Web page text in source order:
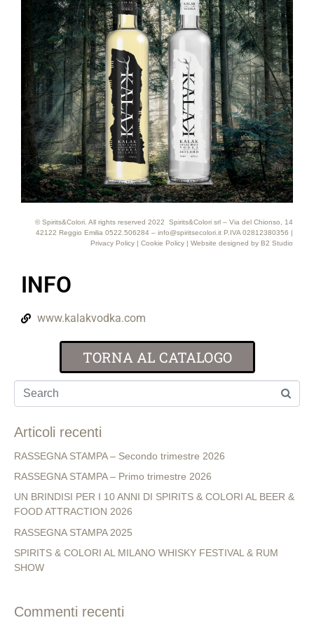
© Spirits&Colori. All rights reserved 2022 Spirits&Colori srl – Via del Chionso, 14
42122 Reggio Emilia 0522.506284 – info@spiritsecolori.it P.IVA 02812380356 |
Privacy Policy | Cookie Policy | Website designed by B2 Studio
INFO
www.kalakvodka.com
TORNA AL CATALOGO
Articoli recenti
RASSEGNA STAMPA – Secondo trimestre 2026
RASSEGNA STAMPA – Primo trimestre 2026
UN BRINDISI PER I 10 ANNI DI SPIRITS & COLORI AL BEER &
FOOD ATTRACTION 2026
RASSEGNA STAMPA 2025
SPIRITS & COLORI AL MILANO WHISKY FESTIVAL & RUM
SHOW
Commenti recenti